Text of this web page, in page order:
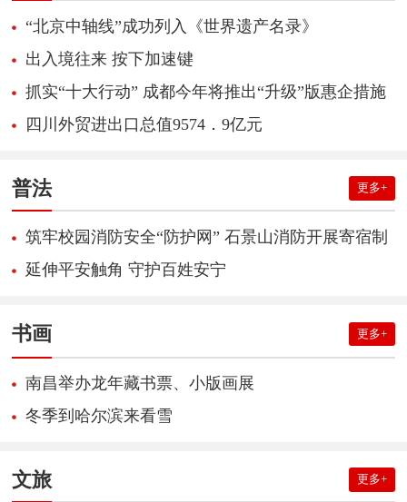
“北京中轴线”成功列入《世界遗产名录》
出入境往来 按下加速键
抓实“十大行动” 成都今年将推出“升级”版惠企措施
四川外贸进出口总值9574．9亿元
普法 更多+
筑牢校园消防安全“防护网” 石景山消防开展寄宿制
学校消防安全检查
延伸平安触角 守护百姓安宁
书画 更多+
南昌举办龙年藏书票、小版画展
冬季到哈尔滨来看雪
文旅 更多+